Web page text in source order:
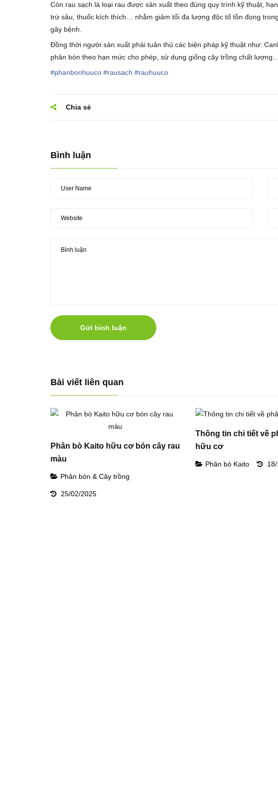
Còn rau sạch là loại rau được sản xuất theo đúng quy trình kỹ thuật,
trừ sâu, thuốc kích thích… nhằm giảm tối đa lượng độc tố tồn đọng
gây bệnh.
Đồng thời người sản xuất phải tuân thủ các biện pháp kỹ thuật như:
phân bón theo hạn mức cho phép, sử dụng giống cây trồng chất lượng…
#phanbonhuuco #rausach #rauhuuco
Chia sẻ
Bình luận
Gửi bình luận
Bài viết liên quan
Phân bò Kaito hữu cơ bón cây rau
màu
Phân bón & Cây trồng
25/02/2025
Thông tin chi tiết về
hữu cơ
Phân bò Kaito